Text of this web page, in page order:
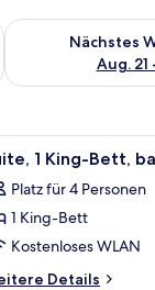
Aug.
Nächstes
Aug. 21
Überprüfe die
separaten
einem Holz-Kopfteil
6 1 King-Bett,
Platz für 4 Personen
1 King-Bett
Kostenloses WLAN
Details